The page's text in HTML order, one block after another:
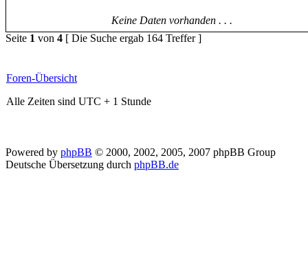
Keine Daten vorhanden . . .
Seite 1 von 4 [ Die Suche ergab 164 Treffer ]
Foren-Übersicht
Alle Zeiten sind UTC + 1 Stunde
Powered by phpBB © 2000, 2002, 2005, 2007 phpBB Group
Deutsche Übersetzung durch phpBB.de